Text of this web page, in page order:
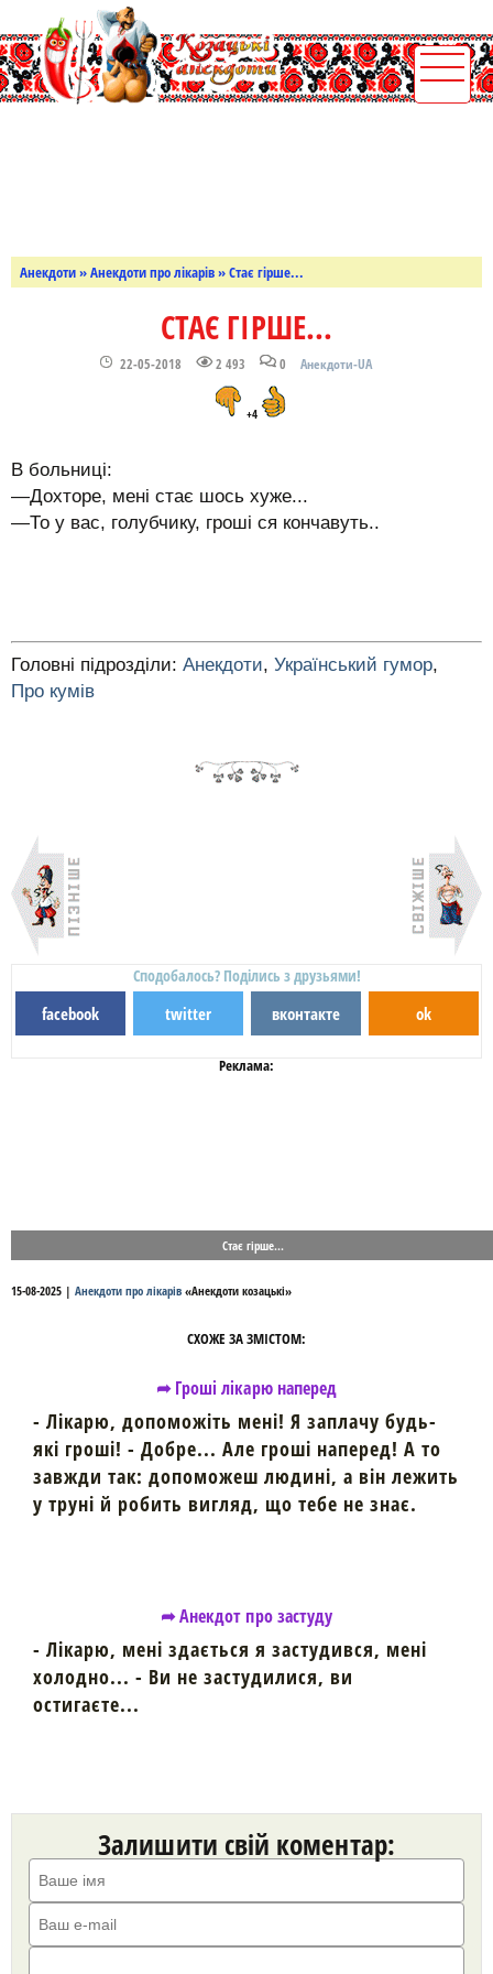
Анекдоти»Анекдоти про лікарів» Стає гірше...
СТАЄ ГІРШЕ...
22-05-2018 2 493 0 Анекдоти-UA
+4
В больниці:
—Дохторе, мені стає шось хуже...
—То у вас, голубчику, гроші ся кончавуть..
Головні підрозділи: Анекдоти, Український гумор,
Про кумів
Сподобалось? Поділись з друзьями!
facebook twitter вконтакте ok
Реклама:
Стає гірше...
15-08-2025 | Анекдоти про лікарів «Анекдоти козацькі»
СХОЖЕ ЗА ЗМІСТОМ:
➦ Гроші лікарю наперед
- Лікарю, допоможіть мені! Я заплачу будь-
які гроші! - Добре... Але гроші наперед! А то
завжди так: допоможеш людині, а він лежить
у труні й робить вигляд, що тебе не знає.
➦ Анекдот про застуду
- Лікарю, мені здається я застудився, мені
холодно... - Ви не застудилися, ви
остигаєте...
Залишити свій коментар: